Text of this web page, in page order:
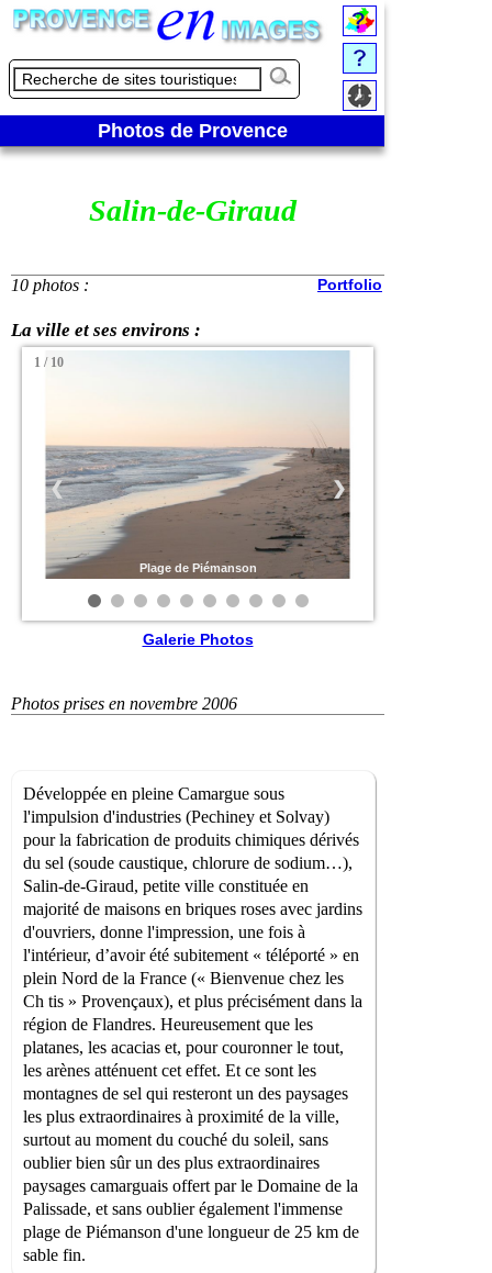
Photos de Provence
Salin-de-Giraud
10 photos : Portfolio
La ville et ses environs :
1 / 10
Plage de Piémanson
❮ ❯
Galerie Photos
Photos prises en novembre 2006
Développée en pleine Camargue sous
l'impulsion d'industries (Pechiney et Solvay)
pour la fabrication de produits chimiques dérivés
du sel (soude caustique, chlorure de sodium…),
Salin-de-Giraud, petite ville constituée en
majorité de maisons en briques roses avec jardins
d'ouvriers, donne l'impression, une fois à
l'intérieur, d’avoir été subitement « téléporté » en
plein Nord de la France (« Bienvenue chez les
Ch tis » Provençaux), et plus précisément dans la
région de Flandres. Heureusement que les
platanes, les acacias et, pour couronner le tout,
les arènes atténuent cet effet. Et ce sont les
montagnes de sel qui resteront un des paysages
les plus extraordinaires à proximité de la ville,
surtout au moment du couché du soleil, sans
oublier bien sûr un des plus extraordinaires
paysages camarguais offert par le Domaine de la
Palissade, et sans oublier également l'immense
plage de Piémanson d'une longueur de 25 km de
sable fin.